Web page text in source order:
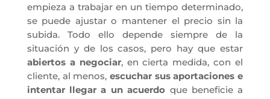
empieza a trabajar en un tiempo determinado,
se puede ajustar o mantener el precio sin la
subida. Todo ello depende siempre de la
situación y de los casos, pero hay que estar
abiertos a negociar, en cierta medida, con el
cliente, al menos, escuchar sus aportaciones e
intentar llegar a un acuerdo que beneficie a